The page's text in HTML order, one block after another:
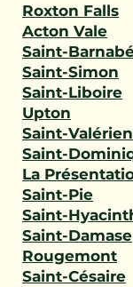
Roxton Falls
Acton Vale
Saint-
Saint-Simon
Saint-Liboire
Upton
Saint-
Saint-
La
Saint-Pie
Saint-
Saint-Damase
Rougemont
Saint-Césaire